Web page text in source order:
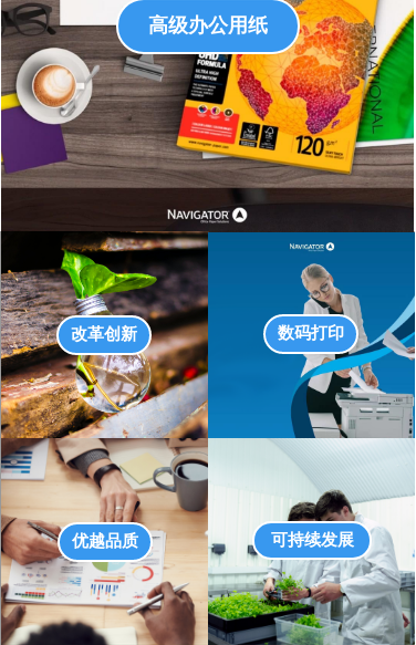
点击此处了解领航者复印纸生产流程
高级办公用纸
改革创新 数码打印
优越品质 可持续发展